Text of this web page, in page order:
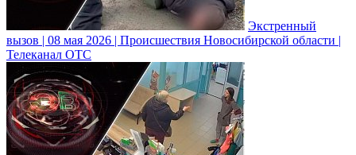
Экстренный
вызов | 08 мая 2026 | Происшествия Новосибирской области |
Телеканал ОТС